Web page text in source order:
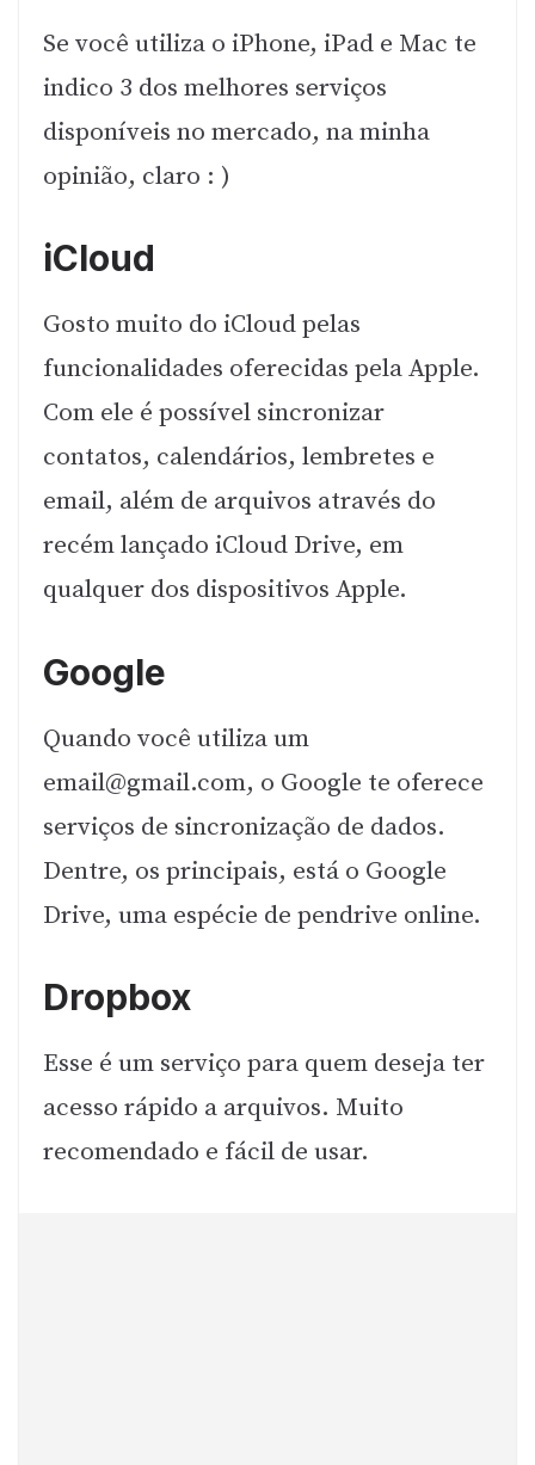
Se você utiliza o iPhone, iPad e Mac te
indico 3 dos melhores serviços
disponíveis no mercado, na minha
opinião, claro : )
iCloud
Gosto muito do iCloud pelas
funcionalidades oferecidas pela Apple.
Com ele é possível sincronizar
contatos, calendários, lembretes e
email, além de arquivos através do
recém lançado iCloud Drive, em
qualquer dos dispositivos Apple.
Google
Quando você utiliza um
email@gmail.com, o Google te oferece
serviços de sincronização de dados.
Dentre, os principais, está o Google
Drive, uma espécie de pendrive online.
Dropbox
Esse é um serviço para quem deseja ter
acesso rápido a arquivos. Muito
recomendado e fácil de usar.